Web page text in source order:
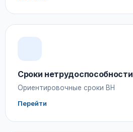
Сроки нетрудоспособности
Ориентировочные сроки ВН
Перейти